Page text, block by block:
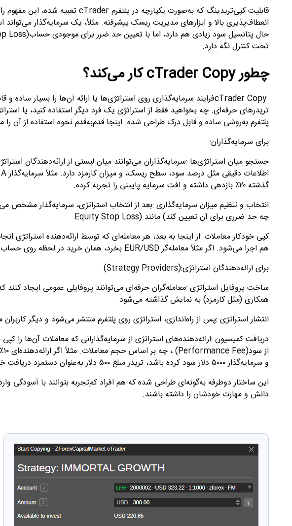
قابلیت کپی‌تریدینگ که به‌صورت یکپارچه در پلتفرمcTraderتعبیه شده، این مفهوم
انعطاف‌پذیری بالا و ابزارهای مدیریت ریسک پیشرفته. مثلاً، یک سرمایه‌گذار می‌تواند
حال پتانسیل سود زیادی هم دارد، اما با تعیین حد ضرر برای موجودی حسابLoss)
تحت کنترل نگه دارد.
چطور cTrader Copy کار می‌کند؟
cTrader Copyفرایند سرمایه‌گذاری روی استراتژی‌ها یا ارائه آن‌ها را بسیار ساده
تریدرهای حرفه‌ای. چه بخواهید فقط از استراتژی یک فرد دیگر استفاده کنید، یا
پلتفرم به‌روشی ساده و قابل درک طراحی شده. اینجا قدم‌به‌قدم نحوه استفاده از آن را
برای سرمایه‌گذاران:
جستجو میان استراتژی‌ها :سرمایه‌گذاران می‌توانند میان لیستی از ارائه‌دهندگان
اطلاعات دقیقی مثل درصد سود، سطح ریسک، و میزان کارمزد دارد. مثلاً سرمایه‌گذارA
گذشته ۲۰٪ بازدهی داشته و افت سرمایه پایینی را تجربه کرده
.
انتخاب و تنظیم میزان سرمایه‌گذاری :بعد از انتخاب استراتژی، سرمایه‌گذار مشخص
چه حد ضرری برای آن تعیین کند(مانندEquity Stop Loss).
کپی خودکار معاملات :از اینجا به بعد، هر معامله‌ای که توسط ارائه‌دهنده
هم اجرا می‌شود. اگر مثلاً معامله‌گرEUR/USD بخرد، همان خرید در لحظه روی
برای ارائه‌دهندگان استراتژی(Strategy Providers):
ساخت پروفایل استراتژی :معامله‌گران حرفه‌ای می‌توانند پروفایلی عمومی ایجاد
همکاری (مثل کارمزد) به نمایش گذاشته می‌شود.
انتشار استراتژی :پس از راه‌اندازی، استراتژی روی پلتفرم منتشر می‌شود و دیگر کاربران
دریافت کمیسیون :ارائه‌دهنده‌های استراتژی از سرمایه‌گذارانی که معاملات آن‌ها
از سود(Performance Fee)
،
و سرمایه‌گذار ۵۰۰۰ دلار سود کرده باشد، تریدر مبلغ ۵۰۰ دلار به‌عنوان دستمزد دریافت خواهد کرد
این ساختار دوطرفه به‌گونه‌ای طراحی شده که هم افراد کم‌تجربه بتوانند با آسودگی
دانش و مهارت خودشان را داشته باشند.